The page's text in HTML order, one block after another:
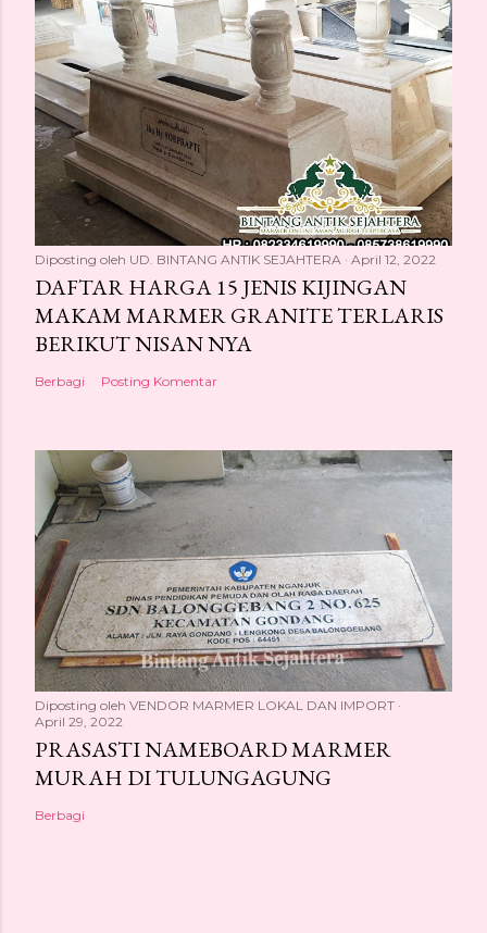
Diposting oleh UD. BINTANG ANTIK SEJAHTERA April 12, 2022
DAFTAR HARGA 15 JENIS KIJINGAN
MAKAM MARMER GRANITE TERLARIS
BERIKUT NISAN NYA
Berbagi Posting Komentar
Diposting oleh VENDOR MARMER LOKAL DAN IMPORT
April 29, 2022
PRASASTI NAMEBOARD MARMER
MURAH DI TULUNGAGUNG
Berbagi